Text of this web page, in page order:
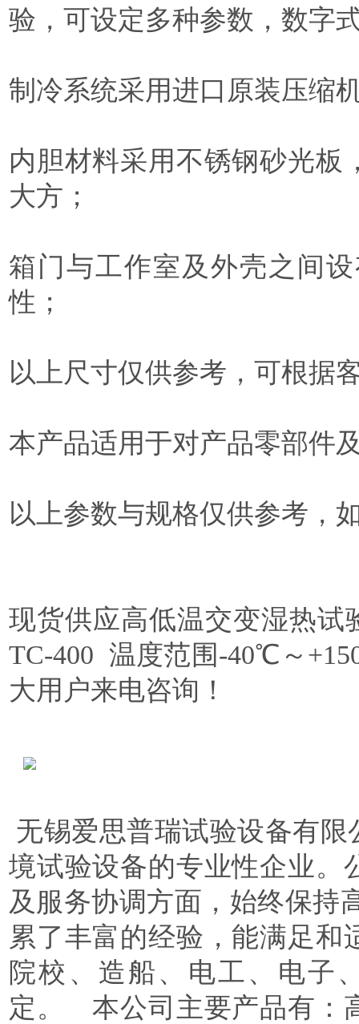
验，可设定多种参数，数字
制冷系统采用进口原装压缩
内胆材料采用不锈钢砂光板
大方；
箱门与工作室及外壳之间
性；
以上尺寸仅供参考，可根据
本产品适用于对产品零部件
以上参数与规格仅供参考，
现货供应高低温交变湿热试
TC-400 温度范围-40℃～
大用户来电咨询！
无锡爱思普瑞试验设备有
境试验设备的专业性企业。
及服务协调方面，始终保持
累了丰富的经验，能满足和
院校、造船、电工、电子
定。 本公司主要产品有：